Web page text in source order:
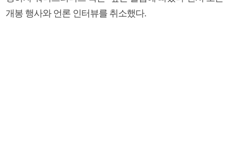
개봉 행사와 언론 인터뷰를 취소했다.